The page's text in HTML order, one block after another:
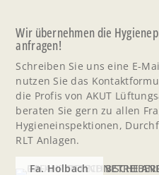
Wir übernehmen die
anfragen!
Schreiben Sie uns eine E-
nutzen Sie das
die Profis von AKUT
beraten Sie gern zu allen
Hygieneinspektionen,
RLT Anlagen.
Fa. Holbach